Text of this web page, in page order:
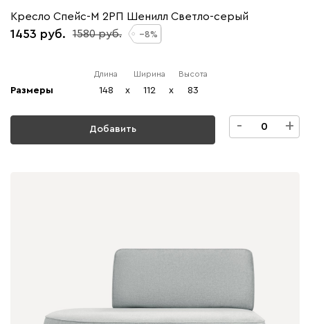
Кресло Спейс-М 2РП Шенилл Светло-серый
1453 1580 8
Размеры
Длина
148 x
Ширина
112 x
Высота
83
Добавить - +